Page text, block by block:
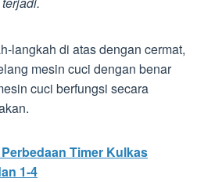
langkah di atas dengan cermat,
mesin cuci dengan benar
cuci berfungsi secara
Timer Kulkas
1-4